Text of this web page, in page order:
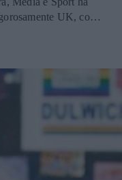
UK, con